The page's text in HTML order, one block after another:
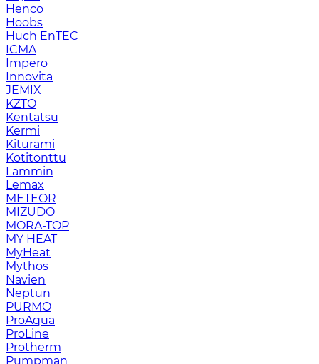
Henco
Hoobs
Huch EnTEC
ICMA
Impero
Innovita
JEMIX
KZTO
Kentatsu
Kermi
Kiturami
Kotitonttu
Lammin
Lemax
METEOR
MIZUDO
MORA-TOP
MY HEAT
MyHeat
Mythos
Navien
Neptun
PURMO
ProAqua
ProLine
Protherm
Pumpman